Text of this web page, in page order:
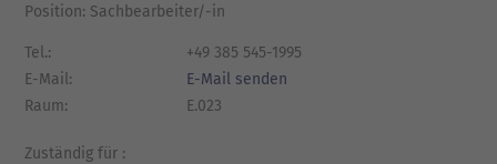
Position: Sachbearbeiter/-in
Tel.:
+49 385 545-1995
E-Mail:
E-Mail senden
Raum:
E.023
Zuständig für :